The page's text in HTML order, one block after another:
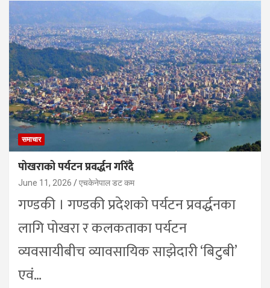
समाचार
पोखराको पर्यटन प्रवर्द्धन गरिँदै
June 11, 2026 एचकेनेपाल डट कम
गण्डकी । गण्डकी प्रदेशको पर्यटन प्रवर्द्धनका
लागि पोखरा र कलकताका पर्यटन
व्यवसायीबीच व्यावसायिक साझेदारी ‘बिटुबी’
एवं…